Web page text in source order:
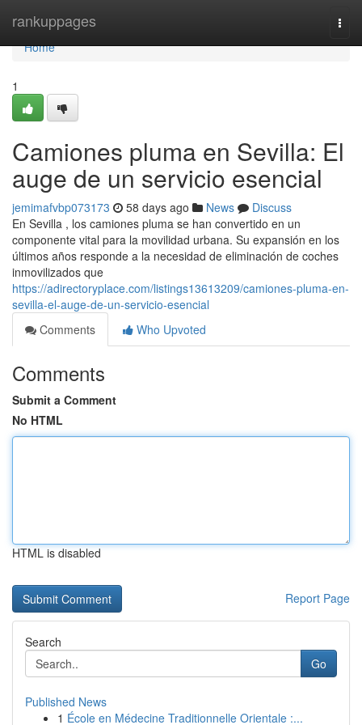
rankuppages
Home
Home
1
Camiones pluma en Sevilla: El
auge de un servicio esencial
jemimafvbp073173 58 days ago News
Discuss
En Sevilla , los camiones pluma se han convertido en un
componente vital para la movilidad urbana. Su expansión en los
últimos años responde a la necesidad de eliminación de coches
inmovilizados que
https://adirectoryplace.com/listings13613209/camiones-pluma-en-
sevilla-el-auge-de-un-servicio-esencial
Comments
Who Upvoted
Comments
Submit a Comment
No HTML
HTML is disabled
Report Page
Search
Go
Published News
1 École en Médecine Traditionnelle Orientale :...